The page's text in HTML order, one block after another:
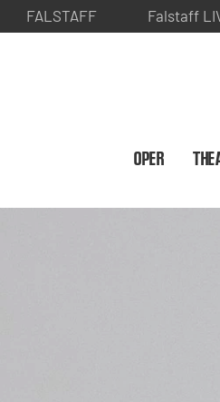
FALSTAFF Falstaff
OPER